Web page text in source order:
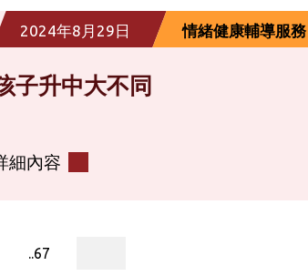
2024年8月29日 情緒健康輔導服務
子升中大不同
細內容
..67